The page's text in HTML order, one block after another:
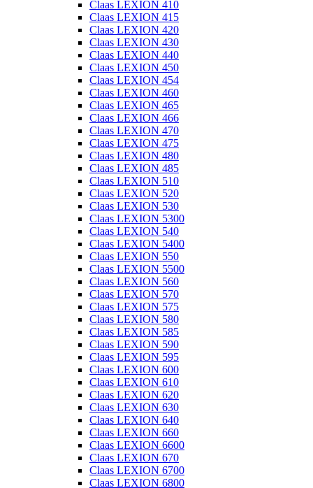
Claas LEXION 410
Claas LEXION 415
Claas LEXION 420
Claas LEXION 430
Claas LEXION 440
Claas LEXION 450
Claas LEXION 454
Claas LEXION 460
Claas LEXION 465
Claas LEXION 466
Claas LEXION 470
Claas LEXION 475
Claas LEXION 480
Claas LEXION 485
Claas LEXION 510
Claas LEXION 520
Claas LEXION 530
Claas LEXION 5300
Claas LEXION 540
Claas LEXION 5400
Claas LEXION 550
Claas LEXION 5500
Claas LEXION 560
Claas LEXION 570
Claas LEXION 575
Claas LEXION 580
Claas LEXION 585
Claas LEXION 590
Claas LEXION 595
Claas LEXION 600
Claas LEXION 610
Claas LEXION 620
Claas LEXION 630
Claas LEXION 640
Claas LEXION 660
Claas LEXION 6600
Claas LEXION 670
Claas LEXION 6700
Claas LEXION 6800